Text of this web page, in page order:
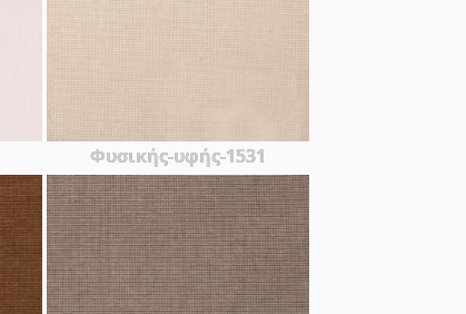
Φυσικής-υφής-1531